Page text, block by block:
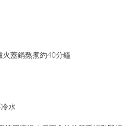
蓋鍋熬煮約40分鐘
水